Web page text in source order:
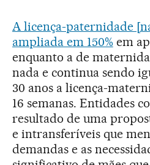
A licença-paternidade
ampliada em 150% em
enquanto a de
nada e continua sendo
30 anos a licença-
16 semanas. Entidades
resultado de uma
e intransferíveis que
demandas e as